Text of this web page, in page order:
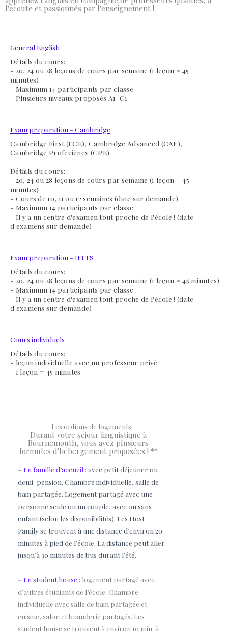
l'écoute et passionnés par l'enseignement !
General English
Détails du cours:
- 20, 24 ou 28 leçons de cours par semaine (1 leçon = 45
minutes)
- Maximum 14 participants par classe
- Plusieurs niveaux proposés A1-C1
Exam preparation - Cambridge
Cambridge First (FCE), Cambridge Advanced (CAE),
Cambridge Profeciency (CPE)
Détails du cours:
- 20, 24 ou 28 leçons de cours par semaine (1 leçon = 45
minutes)
- Cours de 10, 11 ou 12 semaines (date sur demande)
- Maximum 14 participants par classe
- Il y a un centre d'examen tout proche de l'école ! (date
d'examens sur demande)
Exam preparation - IELTS
Détails du cours:
- 20, 24 ou 28 leçons de cours par semaine (1 leçon = 45 minutes)
- Maximum 14 participants par classe
- Il y a un centre d'examen tout proche de l'école ! (date
d'examens sur demande)
Cours individuels
Détails du cours:
- leçon individuelle avec un professeur privé
- 1 leçon = 45 minutes
Les options de logements
Durant votre séjour linguistique à
Bournemouth, vous avez plusieurs
formules d'hébergement proposées ! **
– En famille d’accueil : avec petit déjeuner ou
demi-pension. Chambre individuelle, salle de
bain partagée. Logement partagé avec une
personne seule ou un couple, avec ou sans
enfant (selon les disponibilités). Les Host
Family se trouvent à une distance d’environ 20
minutes à pied de l’école. La distance peut aller
jusqu’à 30 minutes de bus durant l’été.
– En student house : logement partagé avec
d’autres étudiants de l’école. Chambre
individuelle avec salle de bain partagée et
cuisine, salon et buanderie partagés. Les
student house se trouvent à environ 10 min. à